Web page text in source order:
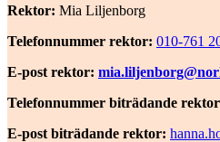
Rektor: Mia Liljenborg
Telefonnummer rektor: 010-761
E-post rektor:
Telefonnummer biträdande
E-post biträdande rektor: